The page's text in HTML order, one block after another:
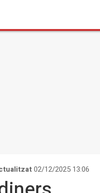
02/12/2025 13:06